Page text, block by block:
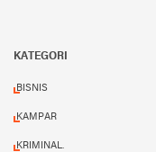
KATEGORI
BISNIS
KAMPAR
KRIMINAL.